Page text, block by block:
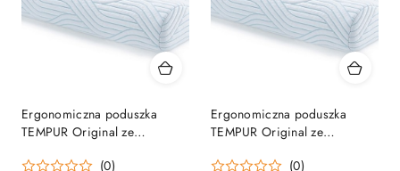
Ergonomiczna poduszka
TEMPUR Original ze
rozmiar L
(0)
Ergonomiczna poduszka
TEMPUR Original ze
rozmiar M
(0)